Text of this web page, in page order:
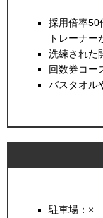
採用倍率50
トレーナー
洗練された
回数券コー
バスタオル
駐車場：×